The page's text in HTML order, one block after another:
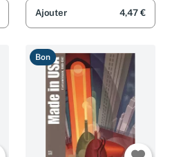
Ajouter 4,47 €
Bon